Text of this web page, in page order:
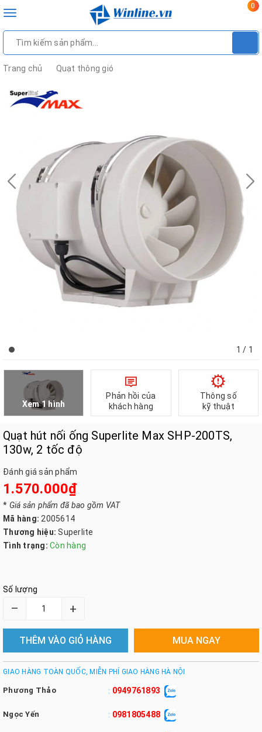
Toggle
0
Trang chủ Quạt thông gió
1 / 1
Xem 1 hình
Phản hồi của
khách hàng
Thông số
kỹ thuật
Quạt hút nối ống Superlite Max SHP-200TS,
130w, 2 tốc độ
Đánh giá sản phẩm
1.570.000₫
* Giá sản phẩm đã bao gồm VAT
Mã hàng: 2005614
Thương hiệu: Superlite
Tình trạng: Còn hàng
Số lượng
– +
THÊM VÀO GIỎ HÀNG MUA NGAY
GIAO HÀNG TOÀN QUỐC, MIỄN PHÍ GIAO HÀNG HÀ NỘI
Phương Thảo : 0949761893
Ngọc Yến : 0981805488